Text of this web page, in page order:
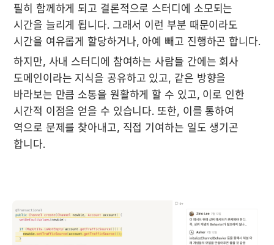
필히 함께하게 되고 결론적으로 스터디에 소모되는
시간을 늘리게 됩니다. 그래서 이런 부분 때문이라도
시간을 여유롭게 할당하거나, 아예 빼고 진행하곤 합니다.
하지만, 사내 스터디에 참여하는 사람들 간에는 회사
도메인이라는 지식을 공유하고 있고, 같은 방향을
바라보는 만큼 소통을 원활하게 할 수 있고, 이로 인한
시간적 이점을 얻을 수 있습니다. 또한, 이를 통하여
역으로 문제를 찾아내고, 직접 기여하는 일도 생기곤
합니다.